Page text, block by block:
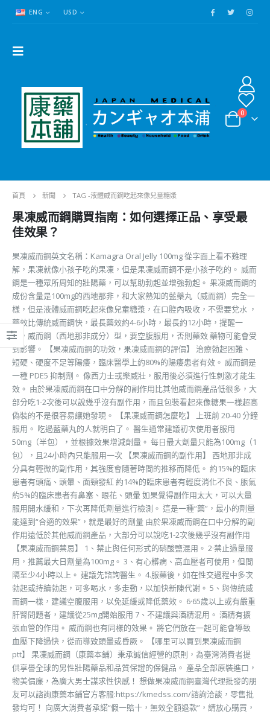
ENG USD
0
首頁 新聞 TAG -液體威而鋼吃起來像兒童糖漿
果凍威而鋼購買指南：如何選擇正品、享受最
佳效果？
果凍威而鋼英文名稱：Kamagra Oral Jelly 100mg 從字面上看不難理
解，果凍就像小孩子吃的果凍，但是果凍威而鋼不是小孩子吃的。 威而
鋼是一種眾所周知的壯陽藥，可以幫助勃起並增強勃起。 果凍威而鋼的
成份含量是100mg的西地那非，和大家熟知的藍藥丸（威而鋼）完全一
樣，但是液體威而鋼吃起來像兒童糖漿，在口腔內吸收，不需要兌水 ，
藥效比傳統威而鋼快，最長藥效約4-6小時，最長約12小時，提醒一
下，威而鋼（西地那非成分）型，要空腹服用，否則藥效 藥物可能會受
到影響。 【果凍威而鋼的功效，果凍威而鋼的評價】 治療勃起困難、
短硬、硬度不足等陽痿，臨床醫學上約80%的陽痿患者有效。 威而鋼是
一種 PDE5 抑制劑。 像西力士或樂威壯，服用後必須進行性刺激才能生
效。 由於果凍威而鋼在口中分解的副作用比其他威而鋼產品低很多，大
部分吃1-2次後可以說幾乎沒有副作用，而且包裝看起來像糖果一樣超高
偽裝的不是很容易讓她發現。 【果凍威而鋼怎麼吃】 上班前 20-40 分鐘
服用。 吃過藍藥丸的人就明白了。 醫生通常建議初次使用者服用
50mg（半包），並根據效果增減劑量。 每日最大劑量只能為100mg（1
包），且24小時內只能服用一次 【果凍威而鋼的副作用】 西地那非成
分具有輕微的副作用，其強度會隨著時間的推移而降低。 約15%的臨床
患者有頭痛、頭暈、面頸發紅 約14%的臨床患者有輕度消化不良、脹氣
約5%的臨床患者有鼻塞、眼花、頭暈 如果覺得副作用太大，可以大量
服用開水緩和，下次再降低劑量進行檢測。 這是一種“藥”，最小的劑量
能達到“合適的效果”，就是最好的劑量 由於果凍威而鋼在口中分解的副
作用遠低於其他威而鋼產品，大部分可以說吃1-2次後幾乎沒有副作用
【果凍威而鋼禁忌】 1、禁止與任何形式的硝酸鹽混用。 2·禁止過量服
用，推薦最大日劑量為100mg。 3、有心髒病、高血壓者可使用，但間
隔至少4小時以上。 建議先諮詢醫生。 4.服藥後，如在性交過程中多次
勃起或持續勃起，可多喝水，多走動，以加快新陳代謝。 5、與傳統威
而鋼一樣，建議空腹服用，以免延緩或降低藥效。 6·65歲以上或有嚴重
肝腎問題者，建議從25mg開始服用 7、不建議與酒精混用。 酒精有擴
張血管的作用。 威而鋼也有同樣的效果。 將它們放在一起可能會導致
血壓下降過快，從而導致頭暈或昏厥。 【哪里可以買到果凍威而鋼
ptt】 果凍威而鋼（康藥本鋪）秉承誠信經營的原則，為臺灣消費者提
供享譽全球的男性壯陽藥品和品質保證的保健品。 產品全部原裝進口，
物美價廉，為廣大男士謀求性快感！ 想做果凍威而鋼臺灣代理批發的朋
友可以諮詢康藥本鋪官方客服:https://kmedss.com/諮詢洽談，零售批
發均可！ 向廣大消費者承諾“假一賠十，無效全額退款”，請放心購買，